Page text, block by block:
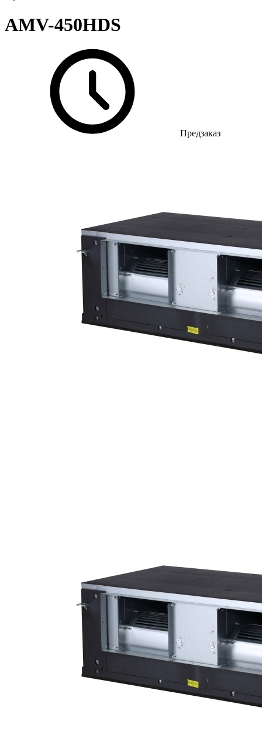
AMV-450HDS
Предзаказ